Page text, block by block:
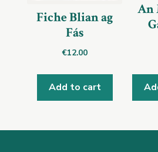
Fiche Blian ag
Fás
€12.00
Add to cart
An